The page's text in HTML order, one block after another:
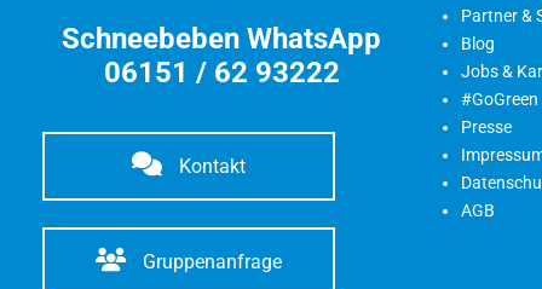
Schneebeben WhatsApp
06151 / 62 93222
Kontakt
Gruppenanfrage
Partner &
Blog
Jobs &
#GoGreen
Presse
AGB